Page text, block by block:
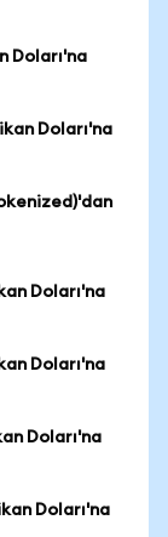
Doları'na
Doları'na
Doları'na
Doları'na
Doları'na
Doları'na